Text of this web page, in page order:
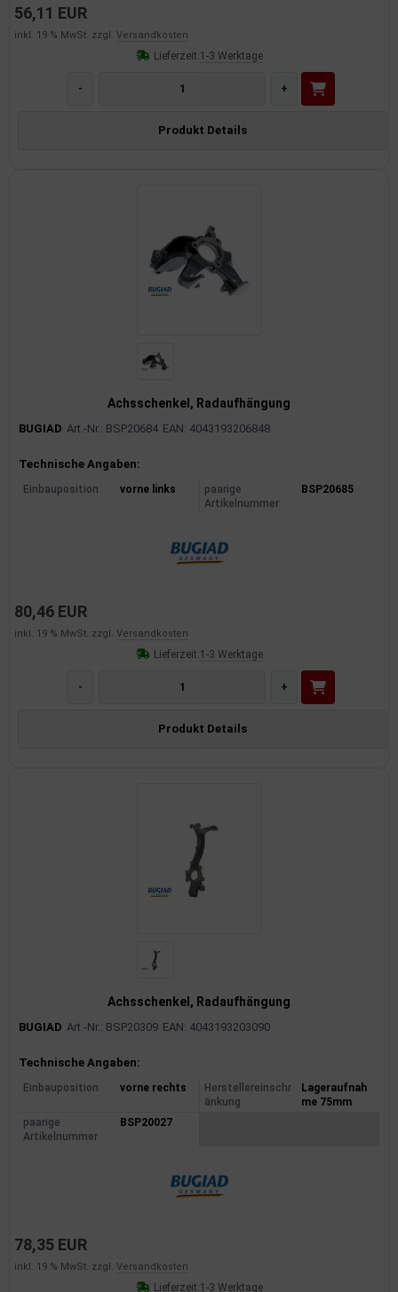
56,11 EUR
inkl. 19 % MwSt. zzgl. Versandkosten
Lieferzeit:1-3 Werktage
- +
Produkt Details
Achsschenkel, Radaufhängung
BUGIAD Art.-Nr.: BSP20684 EAN: 4043193206848
Produktinformationen
Technische Angaben:
Einbauposition vorne links
paarige
Artikelnummer
BSP20685
80,46 EUR
inkl. 19 % MwSt. zzgl. Versandkosten
Lieferzeit:1-3 Werktage
- +
Produkt Details
Achsschenkel, Radaufhängung
BUGIAD Art.-Nr.: BSP20309 EAN: 4043193203090
Produktinformationen
Technische Angaben:
Einbauposition vorne rechts
Herstellereinschr
änkung
Lageraufnah
me 75mm
paarige
Artikelnummer
BSP20027
78,35 EUR
inkl. 19 % MwSt. zzgl. Versandkosten
Lieferzeit:1-3 Werktage